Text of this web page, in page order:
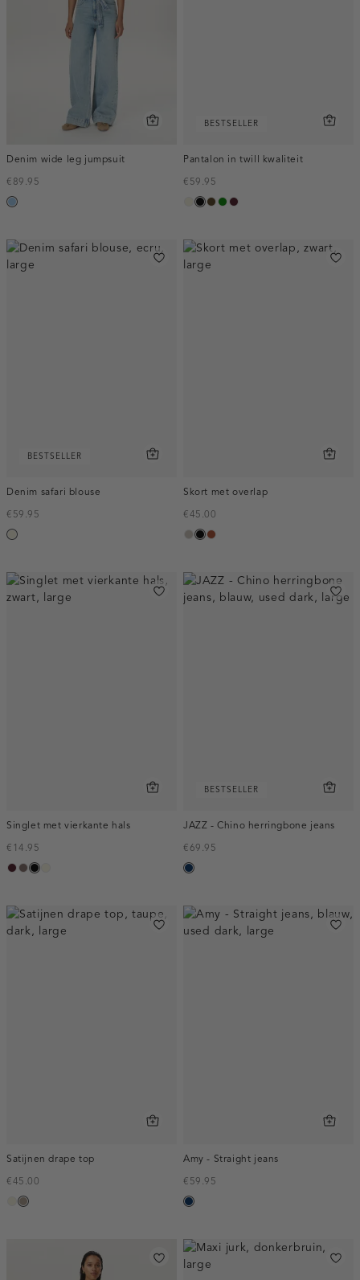
Denim wide leg jumpsuit
€89.95
blauw,
light
BESTSELLER
Pantalon in twill kwaliteit
€59.95
ecru
zwart
toffee
groenpruim,
BESTSELLER
Denim safari blouse
€59.95
ecru
Skort met overlap
€45.00
taupe,
zwartbruin
Singlet met vierkante hals
€14.95
pruim,
taupe
zwart
BESTSELLER
JAZZ - Chino herringbone jeans
€69.95
blauw,
dark
Satijnen drape top
€45.00
ecru
taupe,
Amy - Straight jeans
€59.95
blauw,
dark